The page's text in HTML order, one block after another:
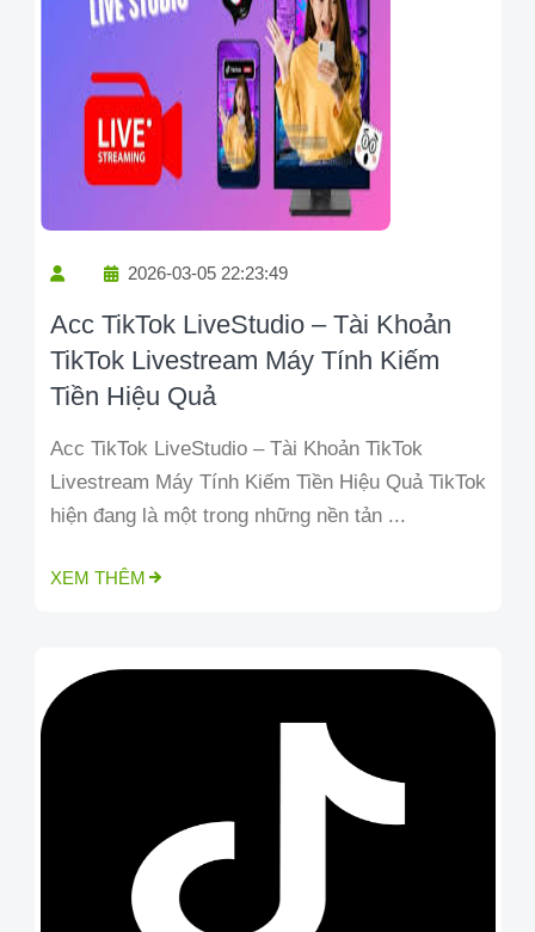
2026-03-05 22:23:49
Acc TikTok LiveStudio – Tài Khoản
TikTok Livestream Máy Tính Kiếm
Tiền Hiệu Quả
Acc TikTok LiveStudio – Tài Khoản TikTok
Livestream Máy Tính Kiếm Tiền Hiệu Quả TikTok
hiện đang là một trong những nền tản ...
XEM THÊM